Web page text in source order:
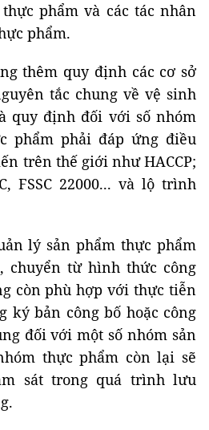
phẩm và các tác nhân
phẩm.
thêm quy định các cơ sở
tắc chung về vệ sinh
quy định đối với số nhóm
phẩm phải đáp ứng điều
trên thế giới như HACCP;
FSSC 22000... và lộ trình
lý sản phẩm thực phẩm
chuyển từ hình thức công
còn phù hợp với thực tiễn
ký bản công bố hoặc công
đối với một số nhóm sản
thực phẩm còn lại sẽ
sát trong quá trình lưu